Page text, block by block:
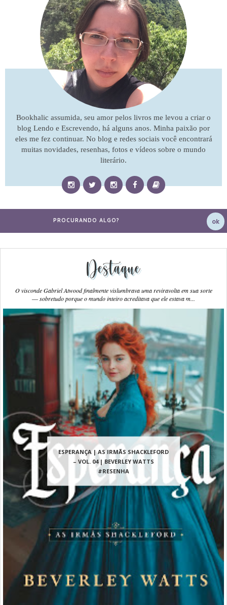
Bookhalic assumida, seu amor pelos livros me levou a criar o
blog Lendo e Escrevendo, há alguns anos. Minha paixão por
eles me fez continuar. No blog e redes sociais você encontrará
muitas novidades, resenhas, fotos e vídeos sobre o mundo
literário.
Destaque
ESPERANÇA | AS IRMÃS SHACKLEFORD
– VOL. 04 | BEVERLEY WATTS
#RESENHA
O visconde Gabriel Atwood finalmente vislumbrava uma reviravolta em sua sorte
― sobretudo porque o mundo inteiro acreditava que ele estava m...